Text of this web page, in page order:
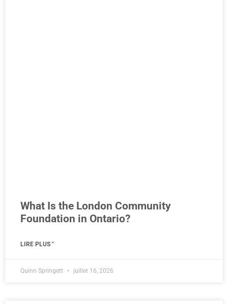
What Is the London Community
Foundation in Ontario?
LIRE PLUS "
Quinn Springett juillet 16, 2026